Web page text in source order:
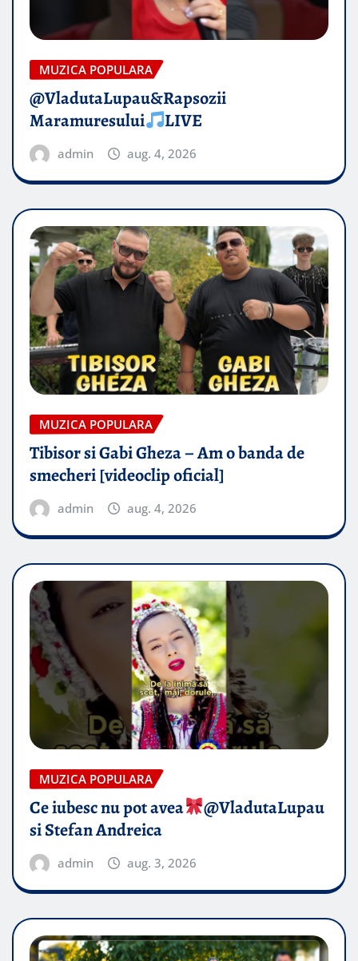
MUZICA POPULARA
@VladutaLupau&Rapsozii
Maramuresului
LIVE
admin aug. 4, 2026
MUZICA POPULARA
Tibisor si Gabi Gheza – Am o banda de
smecheri [videoclip oficial]
admin aug. 4, 2026
MUZICA POPULARA
Ce iubesc nu pot avea
​@VladutaLupau
si Stefan Andreica
admin aug. 3, 2026